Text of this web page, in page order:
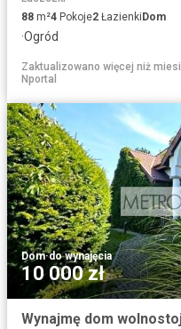
88 m²4 Pokoje2 Łazienki Dom
·Ogród
Zaktualizowano więcej niż
Nportal
Dom·do wynajęcia
10 000 zł